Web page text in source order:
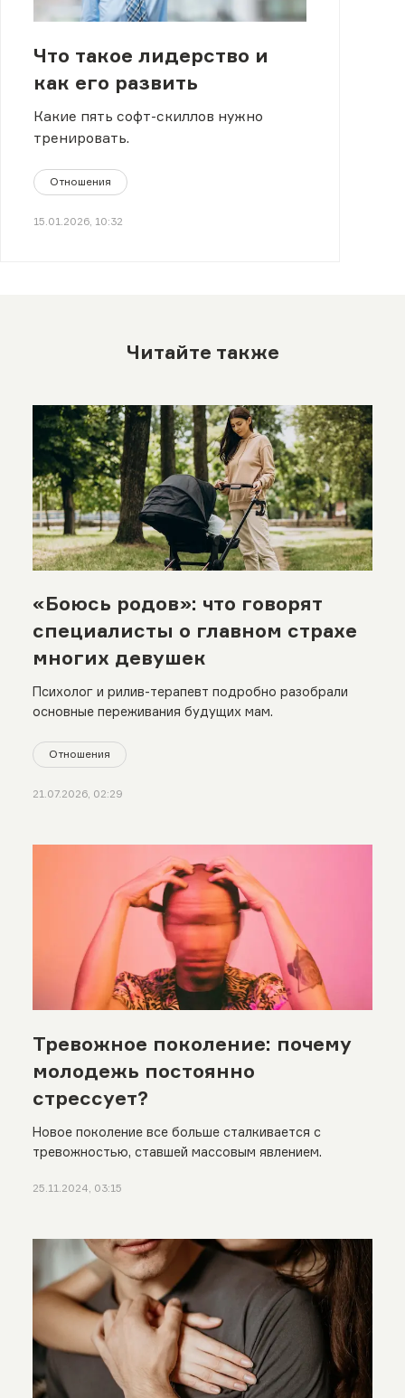
Что такое лидерство и
как его развить
Какие пять софт-скиллов нужно
тренировать.
Отношения
15.01.2026, 10:32
Читайте также
«Боюсь родов»: что говорят
специалисты о главном страхе
многих девушек
Психолог и рилив-терапевт подробно разобрали
основные переживания будущих мам.
Отношения
21.07.2026, 02:29
Тревожное поколение: почему
молодежь постоянно
стрессует?
Новое поколение все больше сталкивается с
тревожностью, ставшей массовым явлением.
25.11.2024, 03:15